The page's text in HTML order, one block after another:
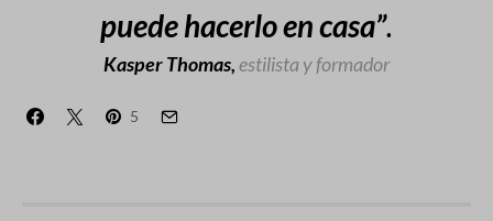
puede hacerlo en casa”.
Kasper Thomas,estilista y formador
5